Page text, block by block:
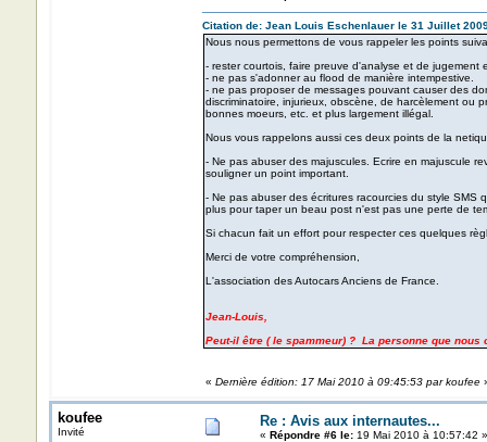
Citation de: Jean Louis Eschenlauer le 31 Juillet
Nous nous permettons de vous rappeler les points
- rester courtois, faire preuve d'analyse et de jugement
- ne pas s'adonner au flood de manière intempestive.
- ne pas proposer de messages pouvant causer des
discriminatoire, injurieux, obscène, de harcèlement ou
bonnes moeurs, etc. et plus largement illégal.
Nous vous rappelons aussi ces deux points de la
- Ne pas abuser des majuscules. Ecrire en majuscule
souligner un point important.
- Ne pas abuser des écritures racourcies du style
plus pour taper un beau post n'est pas une perte de
Si chacun fait un effort pour respecter ces quelques
Merci de votre compréhension,
L'association des Autocars Anciens de France.
Jean-Louis,
Peut-il être ( le spammeur) ? La personne que
« Dernière édition: 17 Mai 2010 à 09:45:53 par koufee
koufee
Invité
Re : Avis aux internautes...
« Répondre #6 le:19 Mai 2010 à 10:57:42 »